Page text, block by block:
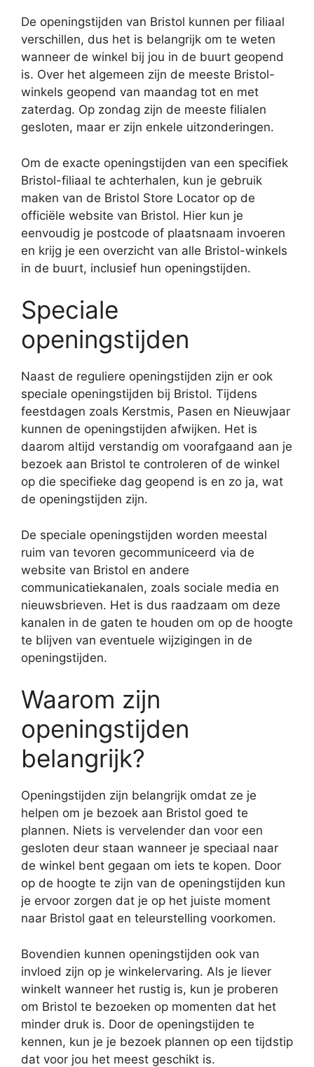
De openingstijden van Bristol kunnen per filiaal
verschillen, dus het is belangrijk om te weten
wanneer de winkel bij jou in de buurt geopend
is. Over het algemeen zijn de meeste Bristol-
winkels geopend van maandag tot en met
zaterdag. Op zondag zijn de meeste filialen
gesloten, maar er zijn enkele uitzonderingen.
Om de exacte openingstijden van een specifiek
Bristol-filiaal te achterhalen, kun je gebruik
maken van de Bristol Store Locator op de
officiële website van Bristol. Hier kun je
eenvoudig je postcode of plaatsnaam invoeren
en krijg je een overzicht van alle Bristol-winkels
in de buurt, inclusief hun openingstijden.
Speciale
openingstijden
Naast de reguliere openingstijden zijn er ook
speciale openingstijden bij Bristol. Tijdens
feestdagen zoals Kerstmis, Pasen en Nieuwjaar
kunnen de openingstijden afwijken. Het is
daarom altijd verstandig om voorafgaand aan je
bezoek aan Bristol te controleren of de winkel
op die specifieke dag geopend is en zo ja, wat
de openingstijden zijn.
De speciale openingstijden worden meestal
ruim van tevoren gecommuniceerd via de
website van Bristol en andere
communicatiekanalen, zoals sociale media en
nieuwsbrieven. Het is dus raadzaam om deze
kanalen in de gaten te houden om op de hoogte
te blijven van eventuele wijzigingen in de
openingstijden.
Waarom zijn
openingstijden
belangrijk?
Openingstijden zijn belangrijk omdat ze je
helpen om je bezoek aan Bristol goed te
plannen. Niets is vervelender dan voor een
gesloten deur staan wanneer je speciaal naar
de winkel bent gegaan om iets te kopen. Door
op de hoogte te zijn van de openingstijden kun
je ervoor zorgen dat je op het juiste moment
naar Bristol gaat en teleurstelling voorkomen.
Bovendien kunnen openingstijden ook van
invloed zijn op je winkelervaring. Als je liever
winkelt wanneer het rustig is, kun je proberen
om Bristol te bezoeken op momenten dat het
minder druk is. Door de openingstijden te
kennen, kun je je bezoek plannen op een tijdstip
dat voor jou het meest geschikt is.